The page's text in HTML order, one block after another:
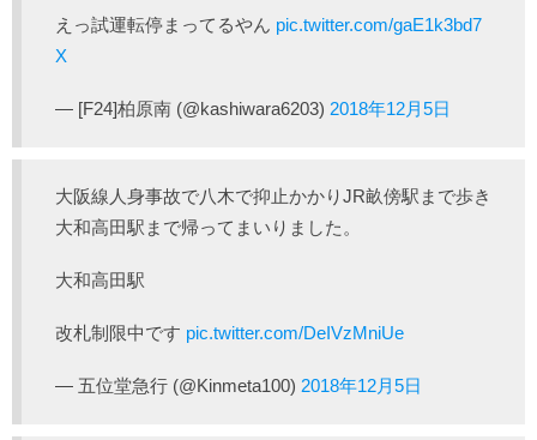
えっ試運転停まってるやん pic.twitter.com/gaE1k3bd7
X
— [F24]柏原南 (@kashiwara6203) 2018年12月5日
大阪線人身事故で八木で抑止かかりJR畝傍駅まで歩き
大和高田駅まで帰ってまいりました。
大和高田駅
改札制限中です pic.twitter.com/DeIVzMniUe
— 五位堂急行 (@Kinmeta100) 2018年12月5日